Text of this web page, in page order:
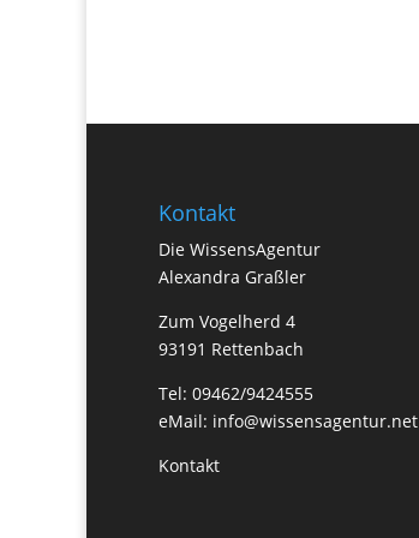
Kontakt
Die WissensAgentur
Alexandra Graßler
Zum Vogelherd 4
93191 Rettenbach
Tel: 09462/9424555
eMail: info@wissensagentur.net
Kontakt